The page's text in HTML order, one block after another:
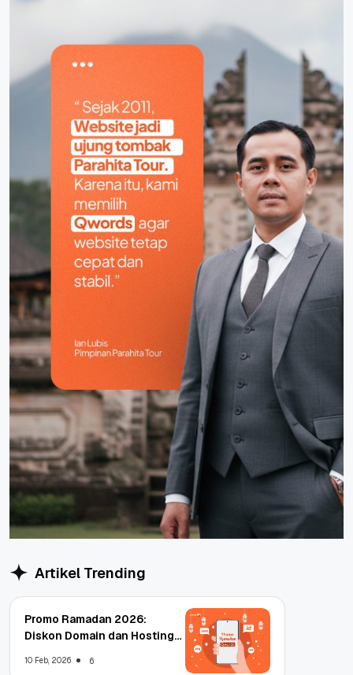
Artikel Trending
Promo Ramadan 2026:
Diskon Domain dan Hosting
10 Feb, 2026 6